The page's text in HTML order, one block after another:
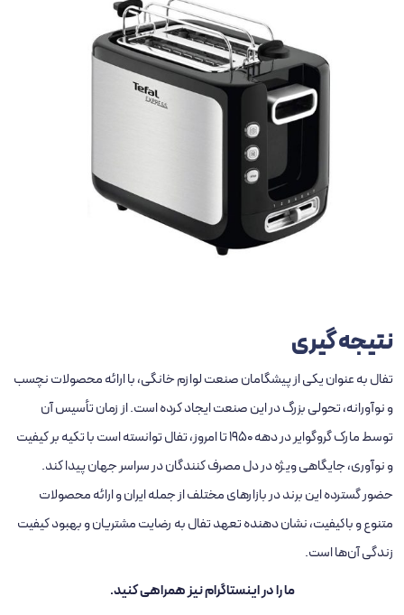
نتیجه ‌گیری
تفالبه‌ عنوان یکی از پیشگامان صنعت لوازم خانگی، با ارائه محصولات نچسب
و نوآورانه، تحولی بزرگ در این صنعت ایجاد کرده است. از زمان تأسیس آن
توسط مارک گروگوایر در دهه 1950 تا امروز، تفال توانسته است با تکیه بر کیفیت
و نوآوری، جایگاهی ویژه در دل مصرف‌ کنندگان در سراسر جهان پیدا کند.
حضور گسترده این برند در بازارهای مختلف از جمله ایران و ارائه محصولات
متنوع و باکیفیت، نشان ‌دهنده تعهد تفال به رضایت مشتریان و بهبود کیفیت
زندگی آن‌ها است.
ما را دراینستاگرامنیز همراهی کنید.